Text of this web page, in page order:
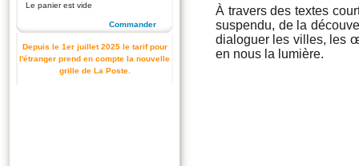
Le panier est vide
Commander
Depuis le 1er juillet 2025 le tarif pour
l'étranger prend en compte la nouvelle
grille de La Poste.
À travers des textes
suspendu, de la
dialoguer les villes, les
en nous la lumière.